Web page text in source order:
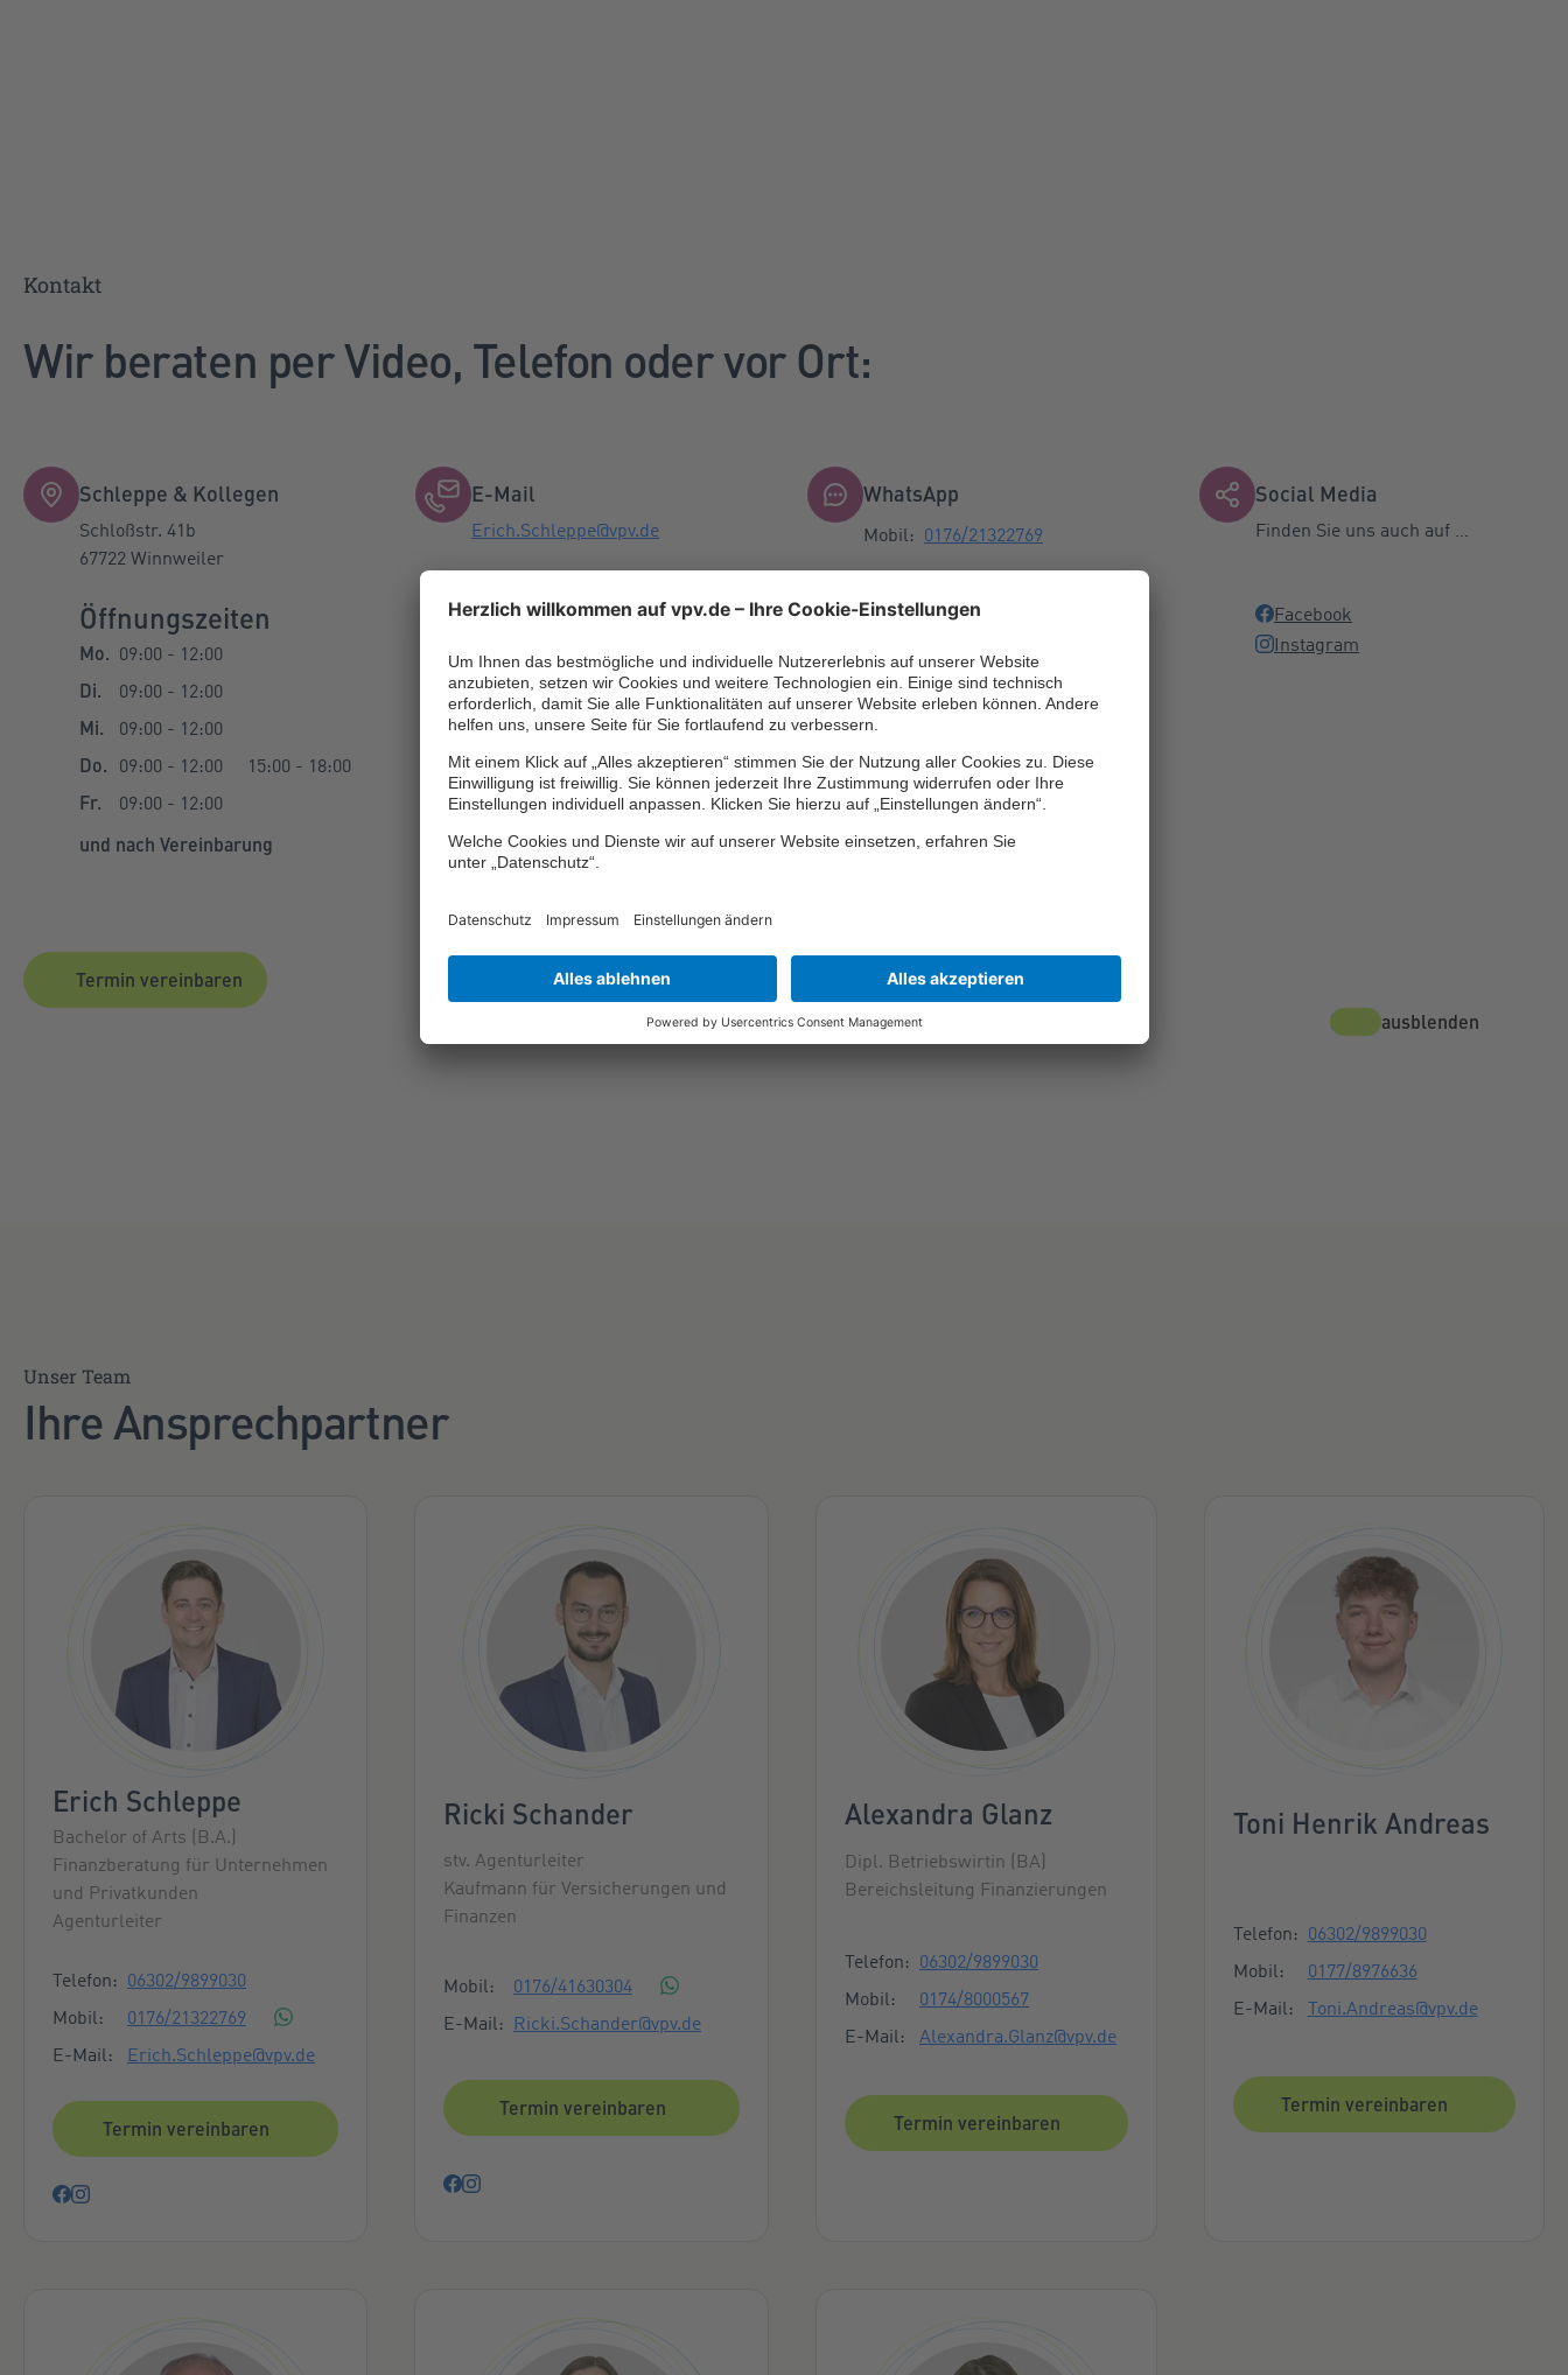
Kontakt
Wir beraten per Video, Telefon oder vor Ort:
Schleppe & Kollegen
Schloßstr. 41b
67722 Winnweiler
Öffnungszeiten
Mo. 09:00 - 12:00
Di. 09:00 - 12:00
Mi. 09:00 - 12:00
Do. 09:00 - 12:00 15:00 - 18:00
Fr. 09:00 - 12:00
und nach Vereinbarung
E-Mail
Erich.Schleppe@vpv.de
Telefon / Fax
Telefon: 06302/9899030
Telefax: 06302/8179820
Mobil:
0176/21322769
WhatsApp
Mobil: 0176/21322769
Bitte beachten Sie dafür unsere
WhatsApp-Hinweise
Social Media
Finden Sie uns auch auf …
Facebook
Instagram
Termin vereinbaren
Karte ausblenden
Unser Team
Ihre Ansprechpartner
Erich Schleppe
Bachelor of Arts (B.A.)
Finanzberatung für Unternehmen
und Privatkunden
Agenturleiter
Kontaktmöglichkeiten
Telefon: 06302/9899030
Mobil:
0176/21322769
E-Mail:
Erich.Schleppe@vpv.de
Termin vereinbaren
Ricki Schander
stv. Agenturleiter
Kaufmann für Versicherungen und
Finanzen
Kontaktmöglichkeiten
Mobil:
0176/41630304
E-Mail: Ricki.Schander@vpv.de
Termin vereinbaren
Alexandra Glanz
Dipl. Betriebswirtin (BA)
Bereichsleitung Finanzierungen
Kontaktmöglichkeiten
Telefon: 06302/9899030
Mobil:
0174/8000567
E-Mail:
Alexandra.Glanz@vpv.de
Termin vereinbaren
Toni Henrik Andreas
Kontaktmöglichkeiten
Telefon: 06302/9899030
Mobil:
0177/8976636
E-Mail:
Toni.Andreas@vpv.de
Termin vereinbaren